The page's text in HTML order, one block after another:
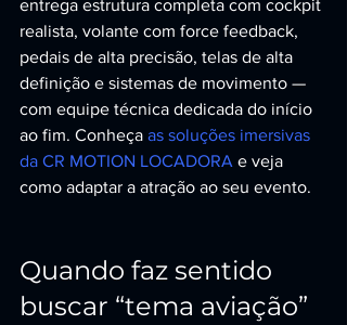
entrega estrutura completa com cockpit
realista, volante com force feedback,
pedais de alta precisão, telas de alta
definição e sistemas de movimento —
com equipe técnica dedicada do início
ao fim. Conheça as soluções imersivas
da CR MOTION LOCADORA e veja
como adaptar a atração ao seu evento.
Quando faz sentido
buscar “tema aviação”